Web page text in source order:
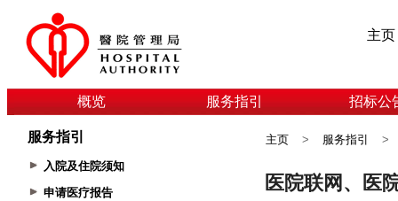
主页
概览 服务指引 招标公
服务指引
入院及住院须知
申请医疗报告
主页 > 服务指引 >